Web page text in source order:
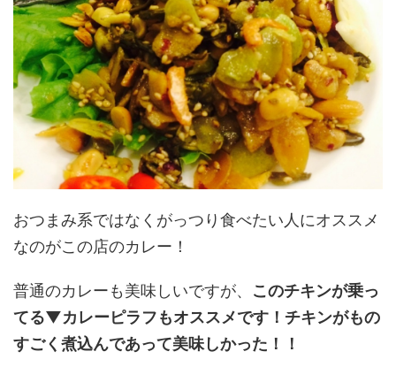
おつまみ系ではなくがっつり食べたい人にオススメ
なのがこの店のカレー！
普通のカレーも美味しいですが、 このチキンが乗っ
てる▼カレーピラフもオススメです！チキンがもの
すごく煮込んであって美味しかった！！